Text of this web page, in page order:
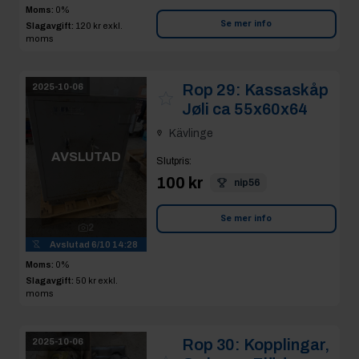
Moms: 0%
Slagavgift: 120 kr exkl.
moms
Se mer info
2025-10-06
AVSLUTAD
Avslutad 6/10 14:28
Moms: 0%
Slagavgift: 50 kr exkl.
moms
Rop 29: Kassaskåp
Jøli ca 55x60x64
Kävlinge
Slutpris:
100 kr nip56
Se mer info
2025-10-06 Rop 30: Kopplingar,